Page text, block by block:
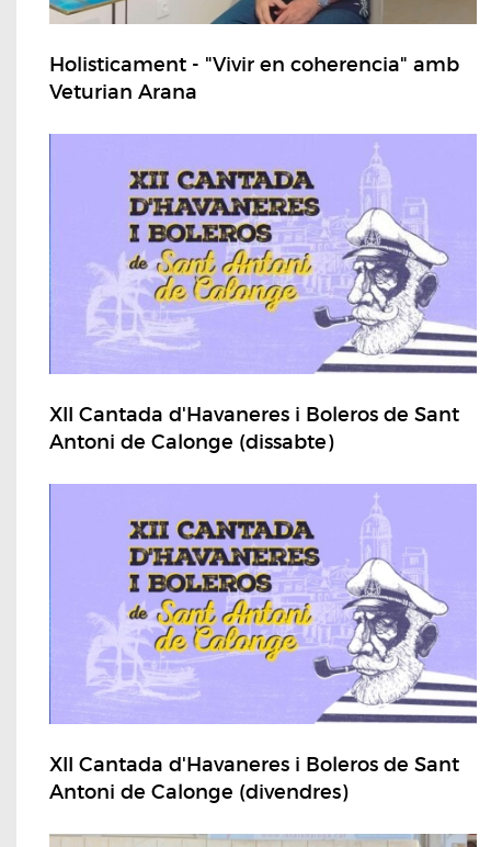
Holisticament - "Vivir en coherencia" amb
Veturian Arana
XII Cantada d'Havaneres i Boleros de Sant
Antoni de Calonge (dissabte)
XII Cantada d'Havaneres i Boleros de Sant
Antoni de Calonge (divendres)